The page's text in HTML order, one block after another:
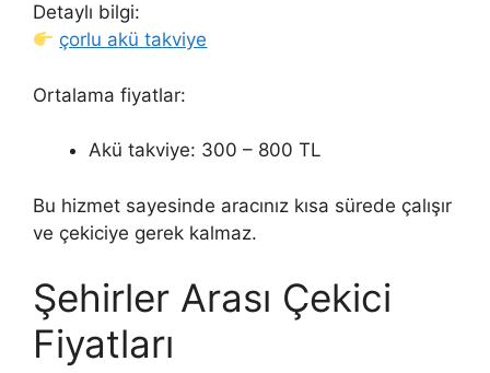
Detaylı bilgi:
çorlu akü takviye
Ortalama fiyatlar:
Akü takviye: 300 – 800 TL
Bu hizmet sayesinde aracınız kısa sürede çalışır
ve çekiciye gerek kalmaz.
Şehirler Arası Çekici
Fiyatları